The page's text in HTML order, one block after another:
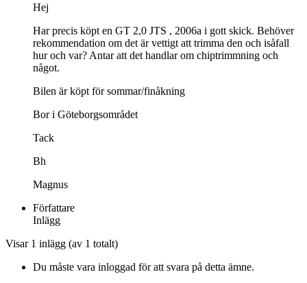
Hej
Har precis köpt en GT 2,0 JTS , 2006a i gott skick. Behöver
rekommendation om det är vettigt att trimma den och isåfall
hur och var? Antar att det handlar om chiptrimmning och
något.
Bilen är köpt för sommar/finåkning
Bor i Göteborgsområdet
Tack
Bh
Magnus
Författare
Inlägg
Visar 1 inlägg (av 1 totalt)
Du måste vara inloggad för att svara på detta ämne.